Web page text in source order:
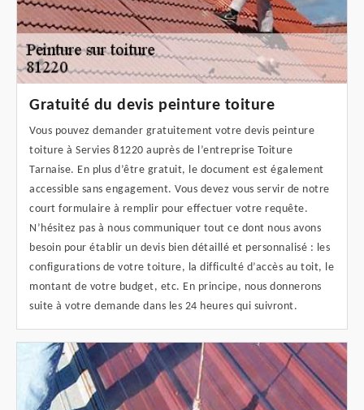
Gratuité du devis peinture toiture
Vous pouvez demander gratuitement votre devis peinture
toiture à Servies 81220 auprès de l’entreprise Toiture
Tarnaise. En plus d’être gratuit, le document est également
accessible sans engagement. Vous devez vous servir de notre
court formulaire à remplir pour effectuer votre requête.
N’hésitez pas à nous communiquer tout ce dont nous avons
besoin pour établir un devis bien détaillé et personnalisé : les
configurations de votre toiture, la difficulté d’accès au toit, le
montant de votre budget, etc. En principe, nous donnerons
suite à votre demande dans les 24 heures qui suivront.